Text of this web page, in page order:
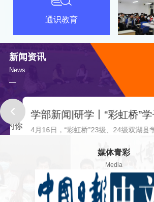
通识教育
新闻资讯
News
项目资讯|@逐梦青春的你丨2026“彩虹桥”人才计划报名指引
4月16日，“彩虹桥”23级、24级双湖县
媒体青彩
Media